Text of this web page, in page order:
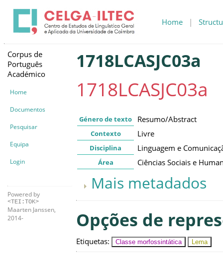
Home |
Corpus de
Português
Académico
Home
Documentos
Pesquisar
Equipa
Login
Powered by
<TEI:TOK>
Maarten Janssen,
2014-
1718LCASJC03a
1718LCASJC03a
Género de texto Resumo/Abstract
Contexto Livre
Disciplina Linguagem e
Área Ciências Sociais e
Mais metadados
Opções de
Etiquetas: Classe morfossintática Lema